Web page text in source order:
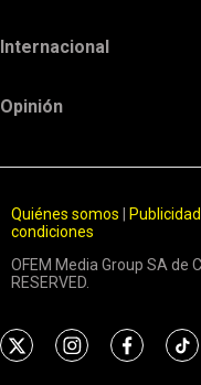
Internacional
Opinión
Quiénes somos Publicidad
condiciones
OFEM Media Group SA de
RESERVED.
t
i
f
t